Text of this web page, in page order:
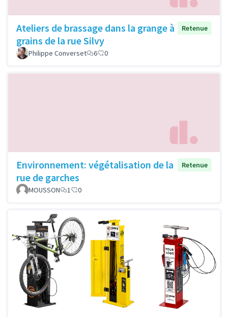
Ateliers de brassage dans la grange à
grains de la rue Silvy
Retenue
Philippe Converset 6 0
Environnement: végétalisation de la
rue de garches
Retenue
MOUSSON 1 0